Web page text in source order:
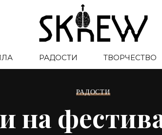
РАДОСТИ ТВОРЧЕСТВО
РАДОСТИ
на